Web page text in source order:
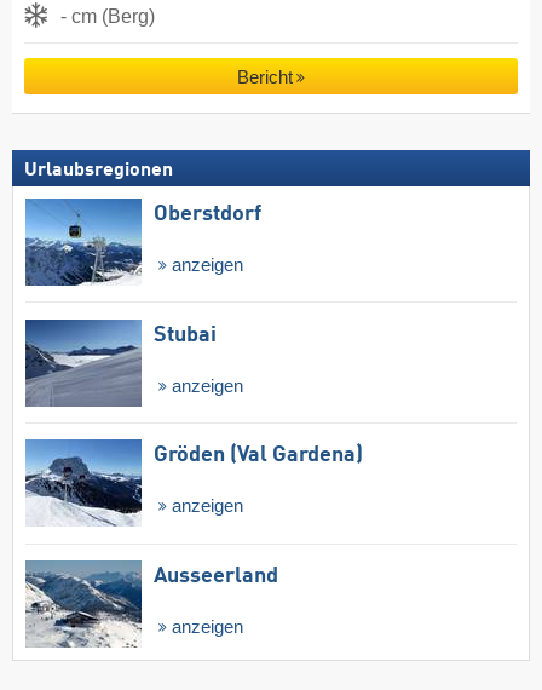
- cm (Berg)
Bericht
Urlaubsregionen
Oberstdorf
anzeigen
Stubai
anzeigen
Gröden (Val Gardena)
anzeigen
Ausseerland
anzeigen